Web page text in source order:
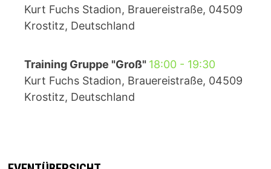
Kurt Fuchs Stadion, Brauereistraße, 04509
Krostitz, Deutschland
Training Gruppe "Groß" 18:00- 19:30
Kurt Fuchs Stadion, Brauereistraße, 04509
Krostitz, Deutschland